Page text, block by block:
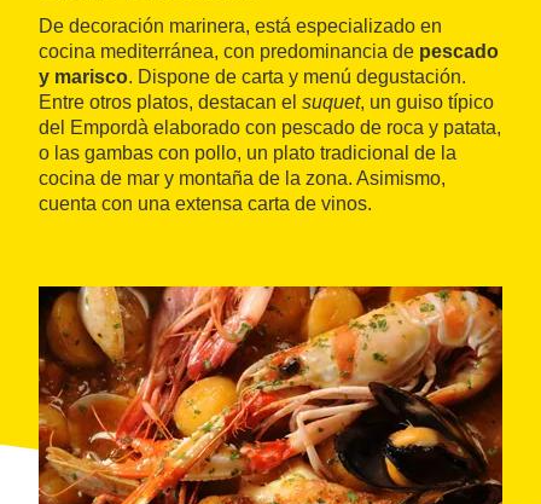
De decoración marinera, está especializado en
cocina mediterránea, con predominancia de pescado
y marisco. Dispone de carta y menú degustación.
Entre otros platos, destacan el suquet, un guiso típico
del Empordà elaborado con pescado de roca y patata,
o las gambas con pollo, un plato tradicional de la
cocina de mar y montaña de la zona. Asimismo,
cuenta con una extensa carta de vinos.